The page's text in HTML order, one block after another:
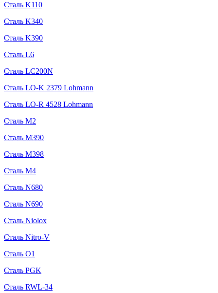
Сталь K110
Сталь K340
Сталь K390
Сталь L6
Сталь LC200N
Сталь LO-K 2379 Lohmann
Сталь LO-R 4528 Lohmann
Сталь M2
Сталь M390
Сталь M398
Сталь M4
Сталь N680
Сталь N690
Сталь Niolox
Сталь Nitro-V
Сталь O1
Сталь PGK
Сталь RWL-34